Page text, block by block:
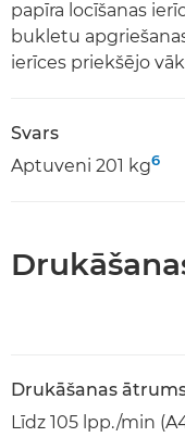
papīra locīšanas
bukletu
ierīces priekšējo
Svars
Aptuveni 201 kg6
Drukāšanas
Līdz 105 lpp./min